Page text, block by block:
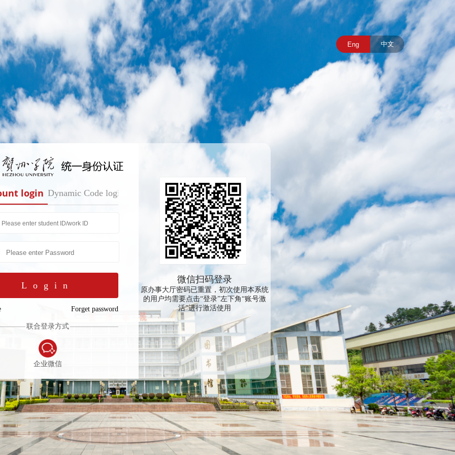
Eng 中文
login Dynamic Code login
Login
Forget password
联合登录方式
企业微信
微信扫码登录
原办事大厅密码已重置，初次使用本系统
的用户均需要点击“登录”左下角“账号激
活”进行激活使用